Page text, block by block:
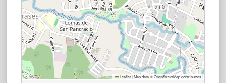
Leaflet|Map data ©OpenStreetMapcontributors